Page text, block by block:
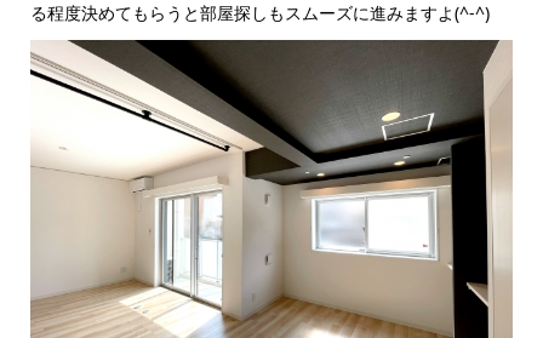
る程度決めてもらうと部屋探しもスムーズに進みますよ(^-^)